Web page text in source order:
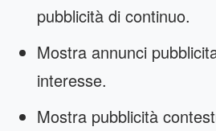
pubblicità di continuo.
Mostra annunci
interesse.
Mostra pubblicità